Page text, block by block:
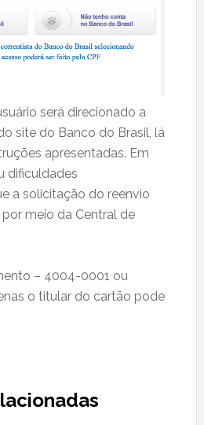
será direcionado a
site do Banco do Brasil, lá
apresentadas. Em
dificuldades
a solicitação do reenvio
meio da Central de
– 4004-0001 ou
o titular do cartão pode